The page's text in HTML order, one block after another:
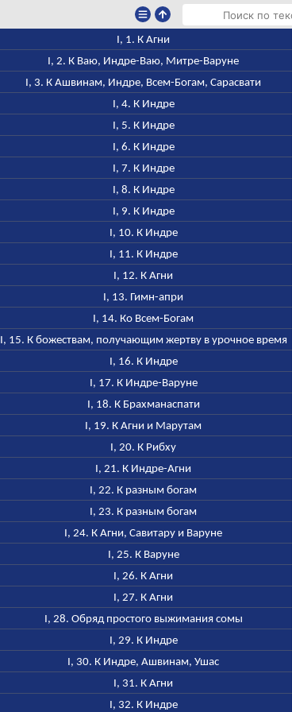
I, 1. К Агни
I, 2. К Ваю, Индре-Ваю, Митре-Варуне
I, 3. К Ашвинам, Индре, Всем-Богам, Сарасвати
I, 4. К Индре
I, 5. К Индре
I, 6. К Индре
I, 7. К Индре
I, 8. К Индре
I, 9. К Индре
I, 10. К Индре
I, 11. К Индре
I, 12. К Агни
I, 13. Гимн-апри
I, 14. Ко Всем-Богам
I, 15. К божествам, получающим жертву в урочное время
I, 16. К Индре
I, 17. К Индре-Варуне
I, 18. К Брахманаспати
I, 19. К Агни и Марутам
I, 20. К Рибху
I, 21. К Индре-Агни
I, 22. К разным богам
I, 23. К разным богам
I, 24. К Агни, Савитару и Варуне
I, 25. К Варуне
I, 26. К Агни
I, 27. К Агни
I, 28. Обряд простого выжимания сомы
I, 29. К Индре
I, 30. К Индре, Ашвинам, Ушас
I, 31. К Агни
I, 32. К Индре